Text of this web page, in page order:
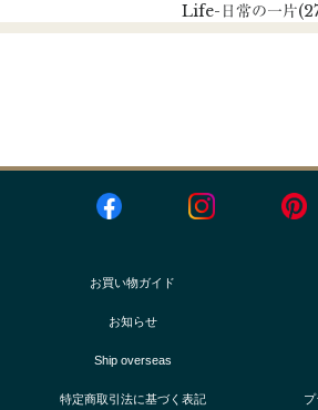
Life-日常の一片
お買い物ガイド
お知らせ
Ship overseas
特定商取引法に基づく表記